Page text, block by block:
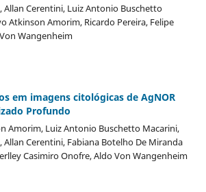
Allan Cerentini, Luiz Antonio Buschetto
Atkinson Amorim, Ricardo Pereira, Felipe
Wangenheim
em imagens citológicas de AgNOR
Profundo
Amorim, Luiz Antonio Buschetto Macarini,
Cerentini, Fabiana Botelho De Miranda
Casimiro Onofre, Aldo Von Wangenheim